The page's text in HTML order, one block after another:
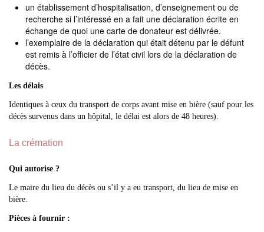
un établissement d’hospitalisation, d’enseignement ou de
recherche si l’intéressé en a fait une déclaration écrite en
échange de quoi une carte de donateur est délivrée.
l’exemplaire de la déclaration qui était détenu par le défunt
est remis à l’officier de l’état civil lors de la déclaration de
décès.
Les délais
Identiques à ceux du transport de corps avant mise en bière (sauf pour les
décès survenus dans un hôpital, le délai est alors de 48 heures).
La crémation
Qui autorise ?
Le maire du lieu du décès ou s’il y a eu transport, du lieu de mise en
bière.
Pièces à fournir :